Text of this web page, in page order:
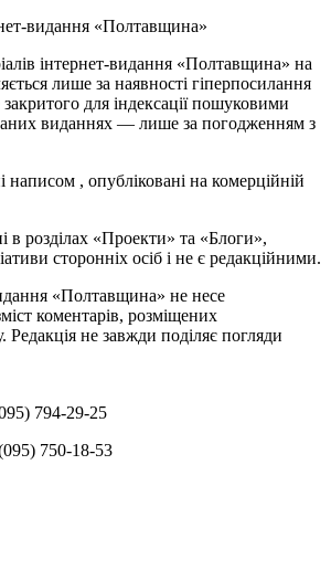
видання «Полтавщина»
інтернет-видання «Полтавщина» на
лише за наявності гіперпосилання
закритого для індексації пошуковими
виданнях — лише за погодженням з
написом , опубліковані на комерційній
в розділах «Проекти» та «Блоги»,
сторонніх осіб і не є редакційними.
«Полтавщина» не несе
коментарів, розміщених
Редакція не завжди поділяє погляди
794-29-25
750-18-53